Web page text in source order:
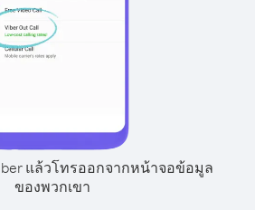
แล้วโทรออกจากหน้าจอข้อมูล
ของพวกเขา